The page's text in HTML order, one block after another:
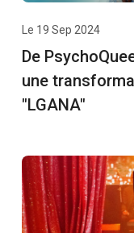
Le 19 Sep 2024
De
une
"LGANA"